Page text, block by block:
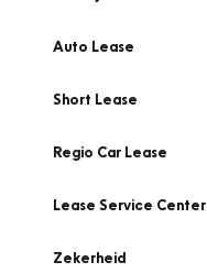
Auto Lease
Short Lease
Regio Car Lease
Lease Service Center
Zekerheid